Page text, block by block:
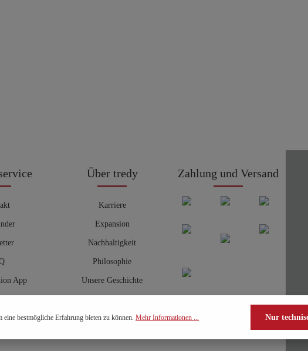
App
Über tredy
Karriere
Expansion
Nachhaltigkeit
Philosophie
Unsere Geschichte
Zahlung und Versand
bestmögliche Erfahrung bieten zu können. Mehr Informationen ... Nur